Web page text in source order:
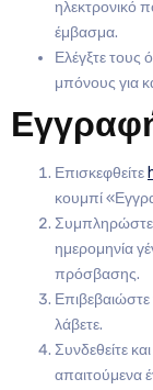
ηλεκτρονικό
έμβασμα.
Ελέγξτε τους
μπόνους για
Επισκεφθείτε
κουμπί
Συμπληρώστε
ημερομηνία
πρόσβασης.
λάβετε.
Συνδεθείτε
απαιτούμενα